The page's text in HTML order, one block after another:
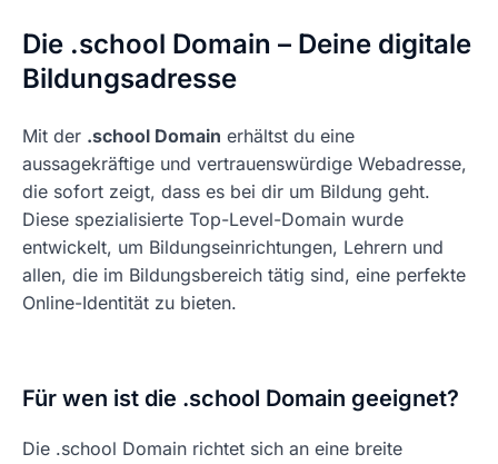
Die .school Domain – Deine digitale
Bildungsadresse
Mit der .school Domain erhältst du eine
aussagekräftige und vertrauenswürdige Webadresse,
die sofort zeigt, dass es bei dir um Bildung geht.
Diese spezialisierte Top-Level-Domain wurde
entwickelt, um Bildungseinrichtungen, Lehrern und
allen, die im Bildungsbereich tätig sind, eine perfekte
Online-Identität zu bieten.
Für wen ist die .school Domain geeignet?
Die .school Domain richtet sich an eine breite